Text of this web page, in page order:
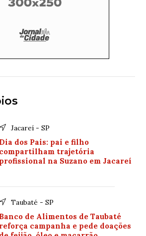
Jacareí - SP
Dia dos Pais: pai e filho
compartilham trajetória
profissional na Suzano em Jacareí
Taubaté - SP
Banco de Alimentos de Taubaté
reforça campanha e pede doações